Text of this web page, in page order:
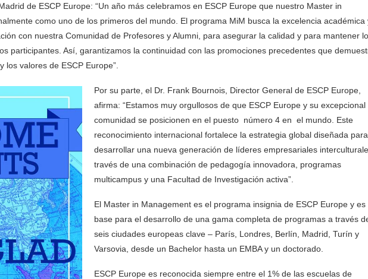
de ESCP Europe: “Un año más celebramos en ESCP Europe que nuestro Master in
como uno de los primeros del mundo. El programa MiM busca la excelencia académica
con nuestra Comunidad de Profesores y Alumni, para asegurar la calidad y para mantener
participantes. Así, garantizamos la continuidad con las promociones precedentes que
valores de ESCP Europe”.
Por su parte, el Dr. Frank Bournois, Director General de ESCP Europe,
afirma: “Estamos muy orgullosos de que ESCP Europe y su excepcional
comunidad se posicionen en el puesto número 4 en el mundo. Este
reconocimiento internacional fortalece la estrategia global diseñada para
desarrollar una nueva generación de líderes empresariales
través de una combinación de pedagogía innovadora, programas
multicampus y una Facultad de Investigación activa”.
El Master in Management es el programa insignia de ESCP Europe y es
base para el desarrollo de una gama completa de programas a través
seis ciudades europeas clave – París, Londres, Berlín, Madrid, Turín y
Varsovia, desde un Bachelor hasta un EMBA y un doctorado.
ESCP Europe es reconocida siempre entre el 1% de las escuelas de